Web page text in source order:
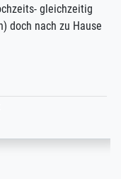
zu Hause